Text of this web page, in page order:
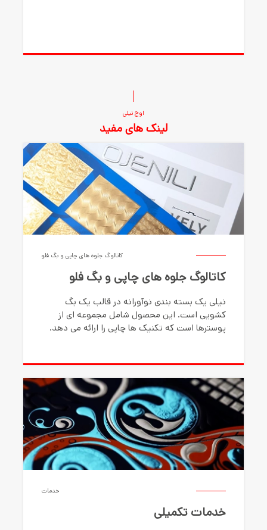
اوج نیلی
لینک های مفید
کاتالوگ جلوه های چاپی و بگ فلو
کاتالوگ جلوه های چاپی و بگ فلو
نیلی یک بسته بندی نوآورانه در قالب یک بگ
کشویی است. این محصول شامل مجموعه ای از
پوسترها است که تکنیک ها چاپی را ارائه می دهد.
خدمات
خدمات تکمیلی